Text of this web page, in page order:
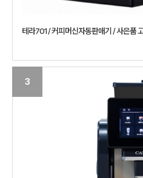
테라701 / 커피머신자동판매기 / 사은품
3